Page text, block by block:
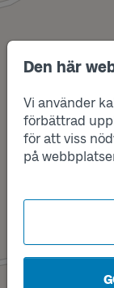
Den här
Vi använder
förbättrad
för att viss
på